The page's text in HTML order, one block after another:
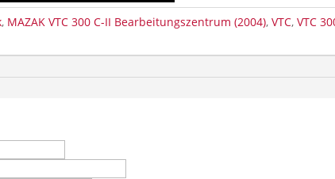
, MAZAK VTC 300 C-II Bearbeitungszentrum (2004),VTC,VTC